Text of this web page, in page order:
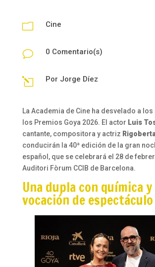
m Cine
v 0 Comentario(s)
l Por Jorge Díez
La Academia de Cine ha desvelado a
los Premios Goya 2026. El actor Luis
cantante, compositora y actriz
conducirán la 40ª edición de la gran
español, que se celebrará el 28 de
Auditori Fòrum CCIB de Barcelona.
Una dupla con química y
vocación de espectáculo